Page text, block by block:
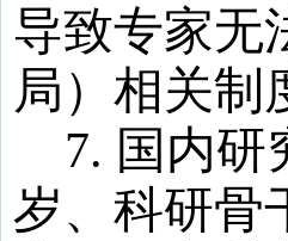
导致专家无
局）相关制
7. 国内研
岁、科研骨